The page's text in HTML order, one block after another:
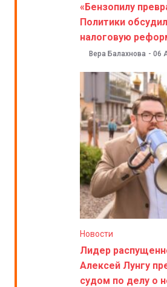
«Бензопилу
Политики
налоговую
Вера Балахнова - 06
Новости
Лидер
Алексей Лунгу
судом по делу о